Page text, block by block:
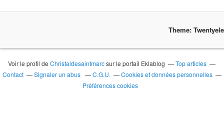
Theme:
Voir le profil deChristaldesaintmarcsur le portail Eklablog
Top articles
Contact
Signaler un abus C.G.U.
Cookies et données personnelles
Préférences cookies